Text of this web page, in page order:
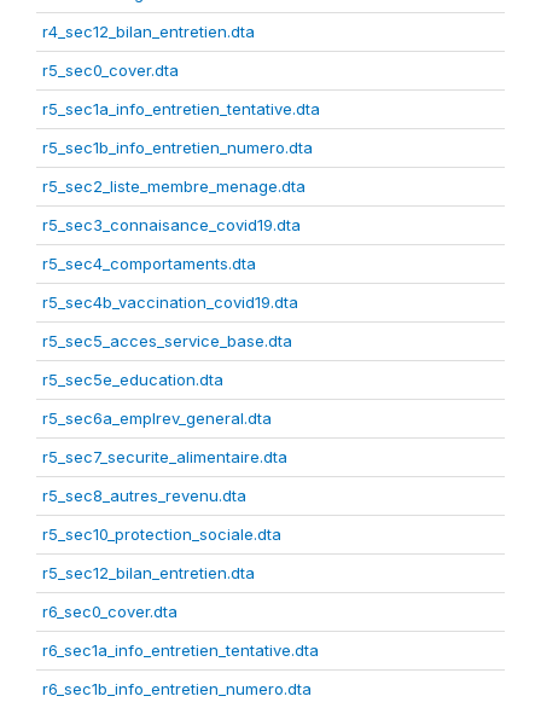
r4_sec12_bilan_entretien.dta
r5_sec0_cover.dta
r5_sec1a_info_entretien_tentative.dta
r5_sec1b_info_entretien_numero.dta
r5_sec2_liste_membre_menage.dta
r5_sec3_connaisance_covid19.dta
r5_sec4_comportaments.dta
r5_sec4b_vaccination_covid19.dta
r5_sec5_acces_service_base.dta
r5_sec5e_education.dta
r5_sec6a_emplrev_general.dta
r5_sec7_securite_alimentaire.dta
r5_sec8_autres_revenu.dta
r5_sec10_protection_sociale.dta
r5_sec12_bilan_entretien.dta
r6_sec0_cover.dta
r6_sec1a_info_entretien_tentative.dta
r6_sec1b_info_entretien_numero.dta